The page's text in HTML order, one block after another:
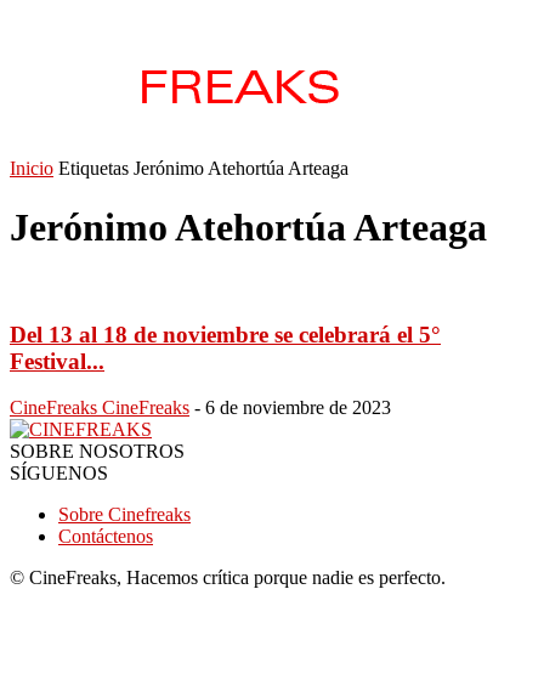
Inicio Etiquetas Jerónimo Atehortúa Arteaga
Jerónimo Atehortúa Arteaga
Del 13 al 18 de noviembre se celebrará el 5°
Festival...
CineFreaks CineFreaks - 6 de noviembre de 2023
SOBRE NOSOTROS
SÍGUENOS
Sobre Cinefreaks
Contáctenos
© CineFreaks, Hacemos crítica porque nadie es perfecto.